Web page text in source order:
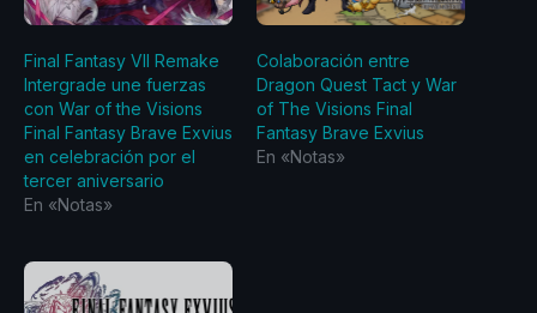
Final Fantasy VII Remake
Intergrade une fuerzas
con War of the Visions
Final Fantasy Brave Exvius
en celebración por el
tercer aniversario
En «Notas»
Colaboración entre
Dragon Quest Tact y War
of The Visions Final
Fantasy Brave Exvius
En «Notas»